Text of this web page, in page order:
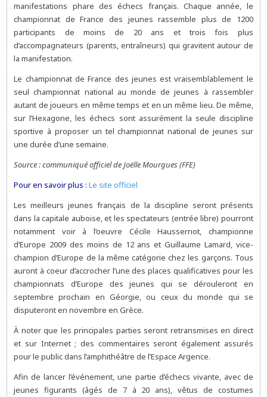
manifestations phare des échecs français. Chaque année, le
championnat de France des jeunes rassemble plus de 1200
participants de moins de 20 ans et trois fois plus
d’accompagnateurs (parents, entraîneurs) qui gravitent autour de
la manifestation.
Le championnat de France des jeunes est vraisemblablement le
seul championnat national au monde de jeunes à rassembler
autant de joueurs en même temps et en un même lieu. De même,
sur l’Hexagone, les échecs sont assurément la seule discipline
sportive à proposer un tel championnat national de jeunes sur
une durée d’une semaine.
Source : communiqué officiel de Joëlle Mourgues (FFE)
Pour en savoir plus : Le site officiel
Les meilleurs jeunes français de la discipline seront présents
dans la capitale auboise, et les spectateurs (entrée libre) pourront
notamment voir à l’oeuvre Cécile Haussernot, championne
d’Europe 2009 des moins de 12 ans et Guillaume Lamard, vice-
champion d’Europe de la même catégorie chez les garçons. Tous
auront à coeur d’accrocher l’une des places qualificatives pour les
championnats d’Europe des jeunes qui se dérouleront en
septembre prochain en Géorgie, ou ceux du monde qui se
disputeront en novembre en Grèce.
À noter que les principales parties seront retransmises en direct
et sur Internet ; des commentaires seront également assurés
pour le public dans l’amphithéâtre de l’Espace Argence.
Afin de lancer l’événement, une partie d’échecs vivante, avec de
jeunes figurants (âgés de 7 à 20 ans), vêtus de costumes